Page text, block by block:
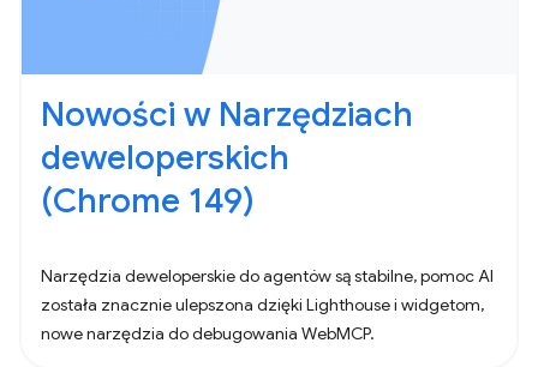
Nowości w Narzędziach
deweloperskich
(Chrome 149)
Narzędzia deweloperskie do agentów są stabilne, pomoc AI
została znacznie ulepszona dzięki Lighthouse i widgetom,
nowe narzędzia do debugowania WebMCP.